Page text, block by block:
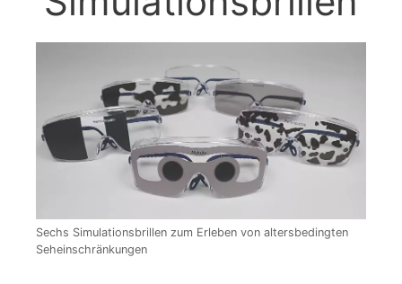
Sechs Simulationsbrillen zum Erleben von altersbedingten
Seheinschränkungen